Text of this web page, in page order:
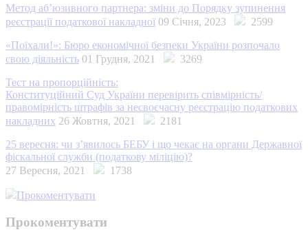
Метод аб’юзивного партнера: зміни до Порядку зупинення
реєстрації податкової накладної 09 Січня, 2023
2599
«Поїхали!»: Бюро економічної безпеки України розпочало
свою діяльність 01 Грудня, 2021
3269
Тест на пропорційність:
Конституційний Суд України перевірить співмірність/
правомірність штрафів за несвоєчасну реєстрацію податкових
накладних 26 Жовтня, 2021
2181
25 вересня: чи з’явилось БЕБУ і що чекає на органи Державної
фіскальної служби (податкову міліцію)?
27 Вересня, 2021
1738
Прокоментувати
Прокоментувати